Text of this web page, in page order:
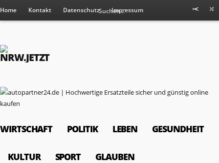
Home Kontakt Datenschutz Impressum
WIRTSCHAFT POLITIK LEBEN GESUNDHEIT
KULTUR SPORT GLAUBEN